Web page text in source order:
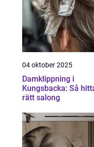
04 oktober 2025
Damklippning i
Kungsbacka: Så
rätt salong